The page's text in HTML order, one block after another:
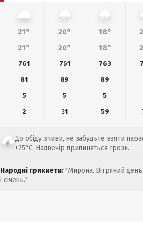
21° 20° 18°
21° 20° 18°
761 761 763
81 89 89
5 5 5
2 31 59
До обіду зливи, не забудьте взяти
+25°C. Надвечір припиняться грози.
Народні прикмети: "Мирона. Вітряний
і січень."